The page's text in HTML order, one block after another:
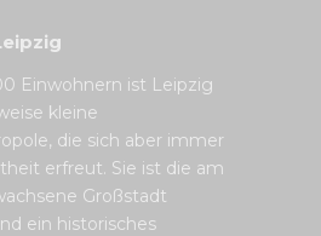
Einwohnern ist Leipzig
kleine
die sich aber immer
erfreut. Sie ist die am
Großstadt
ein historisches